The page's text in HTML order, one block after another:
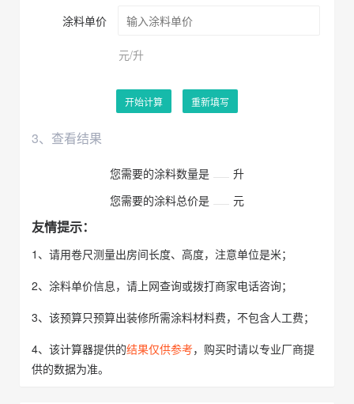
涂料单价
元/升
开始计算 重新填写
3、查看结果
您需要的涂料数量是
升
您需要的涂料总价是
元
友情提示：
1、请用卷尺测量出房间长度、高度，注意单位是米；
2、涂料单价信息，请上网查询或拨打商家电话咨询；
3、该预算只预算出装修所需涂料材料费，不包含人工费；
4、该计算器提供的结果仅供参考，购买时请以专业厂商提
供的数据为准。